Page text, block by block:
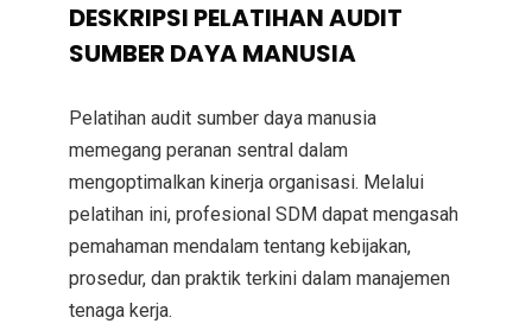
DESKRIPSI PELATIHAN AUDIT
SUMBER DAYA MANUSIA
Pelatihan audit sumber daya manusia
memegang peranan sentral dalam
mengoptimalkan kinerja organisasi. Melalui
pelatihan ini, profesional SDM dapat mengasah
pemahaman mendalam tentang kebijakan,
prosedur, dan praktik terkini dalam manajemen
tenaga kerja.